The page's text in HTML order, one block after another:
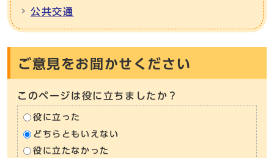
公共交通
ご意見をお聞かせください
このページは役に立ちましたか？
役に立った
どちらともいえない
役に立たなかった